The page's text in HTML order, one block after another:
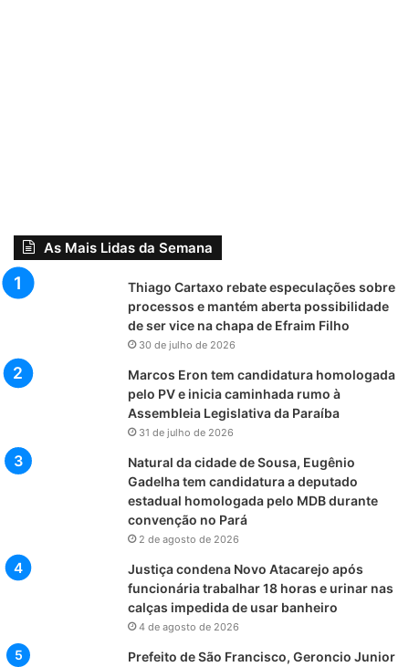
As Mais Lidas da Semana
Thiago Cartaxo rebate especulações sobre
processos e mantém aberta possibilidade
de ser vice na chapa de Efraim Filho
30 de julho de 2026
Marcos Eron tem candidatura homologada
pelo PV e inicia caminhada rumo à
Assembleia Legislativa da Paraíba
31 de julho de 2026
Natural da cidade de Sousa, Eugênio
Gadelha tem candidatura a deputado
estadual homologada pelo MDB durante
convenção no Pará
2 de agosto de 2026
Justiça condena Novo Atacarejo após
funcionária trabalhar 18 horas e urinar nas
calças impedida de usar banheiro
4 de agosto de 2026
Prefeito de São Francisco, Geroncio Junior